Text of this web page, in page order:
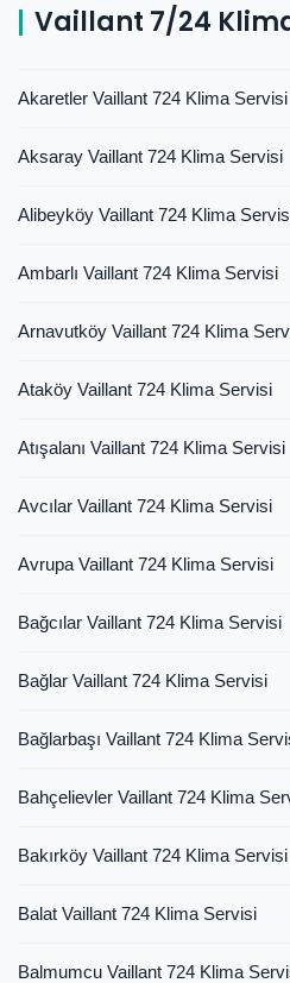
Vaillant 7/24
Akaretler Vaillant 724 Klima Servisi
Aksaray Vaillant 724 Klima Servisi
Alibeyköy Vaillant 724 Klima
Ambarlı Vaillant 724 Klima Servisi
Arnavutköy Vaillant 724 Klima
Ataköy Vaillant 724 Klima Servisi
Atışalanı Vaillant 724 Klima Servisi
Avcılar Vaillant 724 Klima Servisi
Avrupa Vaillant 724 Klima Servisi
Bağcılar Vaillant 724 Klima Servisi
Bağlar Vaillant 724 Klima Servisi
Bağlarbaşı Vaillant 724 Klima
Bahçelievler Vaillant 724 Klima
Bakırköy Vaillant 724 Klima Servisi
Balat Vaillant 724 Klima Servisi
Balmumcu Vaillant 724 Klima